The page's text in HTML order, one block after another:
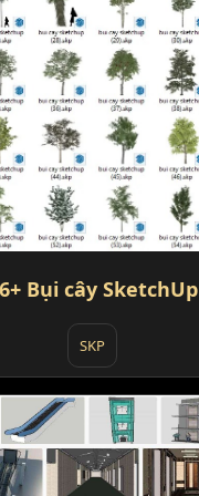
Bụi cây SketchUp
SKP